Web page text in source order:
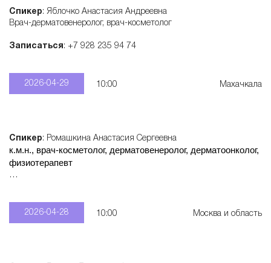
Спикер: Яблочко Анастасия Андреевна
Врач-дерматовенеролог, врач-косметолог
Записаться: +7 928 235 94 74
2026-04-29 10:00 Махачкала
Спикер: Ромашкина Анастасия Сергеевна
к.м.н., врач-косметолог, дерматовенеролог, дерматоонколог,
физиотерапевт
2026-04-28 10:00 Москва и область